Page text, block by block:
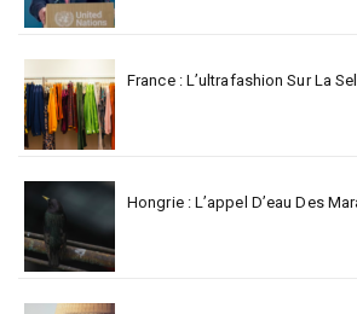
France : L’ultrafashion Sur La
Hongrie : L’appel D’eau Des